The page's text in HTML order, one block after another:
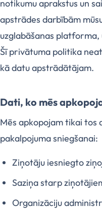
notikumu aprakstus un
apstrādes darbībām
uzglabāšanas
Šī privātuma politika
kā datu apstrādātājam.
Dati, ko mēs
Mēs apkopojam tikai tos
pakalpojuma sniegšanai:
Ziņotāju iesniegto
Saziņa starp
Organizāciju